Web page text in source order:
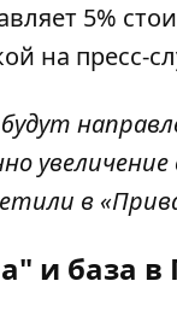
5%
на пресс-
в
и база в